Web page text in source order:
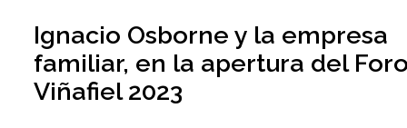
Ignacio Osborne y la empresa
familiar, en la apertura del
Viñafiel 2023